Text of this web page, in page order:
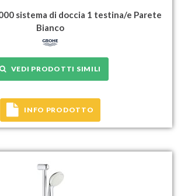
sistema di doccia 1 testina/e Parete
Bianco
VEDI PRODOTTI SIMILI
INFO PRODOTTO